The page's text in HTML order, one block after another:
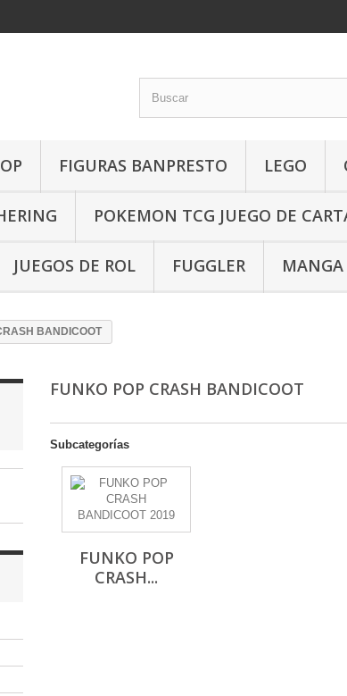
FIGURAS BANPRESTO LEGO
POKEMON TCG JUEGO DE
JUEGOS DE ROL FUGGLER
BANDICOOT
FUNKO POP CRASH BANDICOOT
Subcategorías
FUNKO POP
CRASH...